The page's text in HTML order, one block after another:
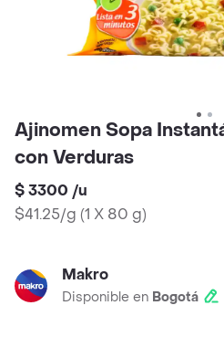
Ajinomen Sopa
con Verduras
$ 3300 /u
$41.25/g (1 X 80 g)
Makro
Disponible en Bogotá